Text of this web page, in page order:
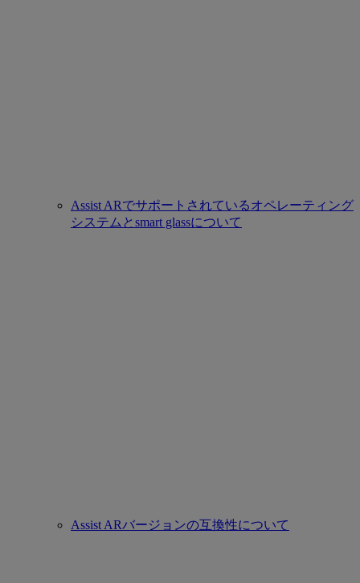
Assist ARでサポートされているオペレーティング
システムとsmart glassについて
Assist ARバージョンの互換性について